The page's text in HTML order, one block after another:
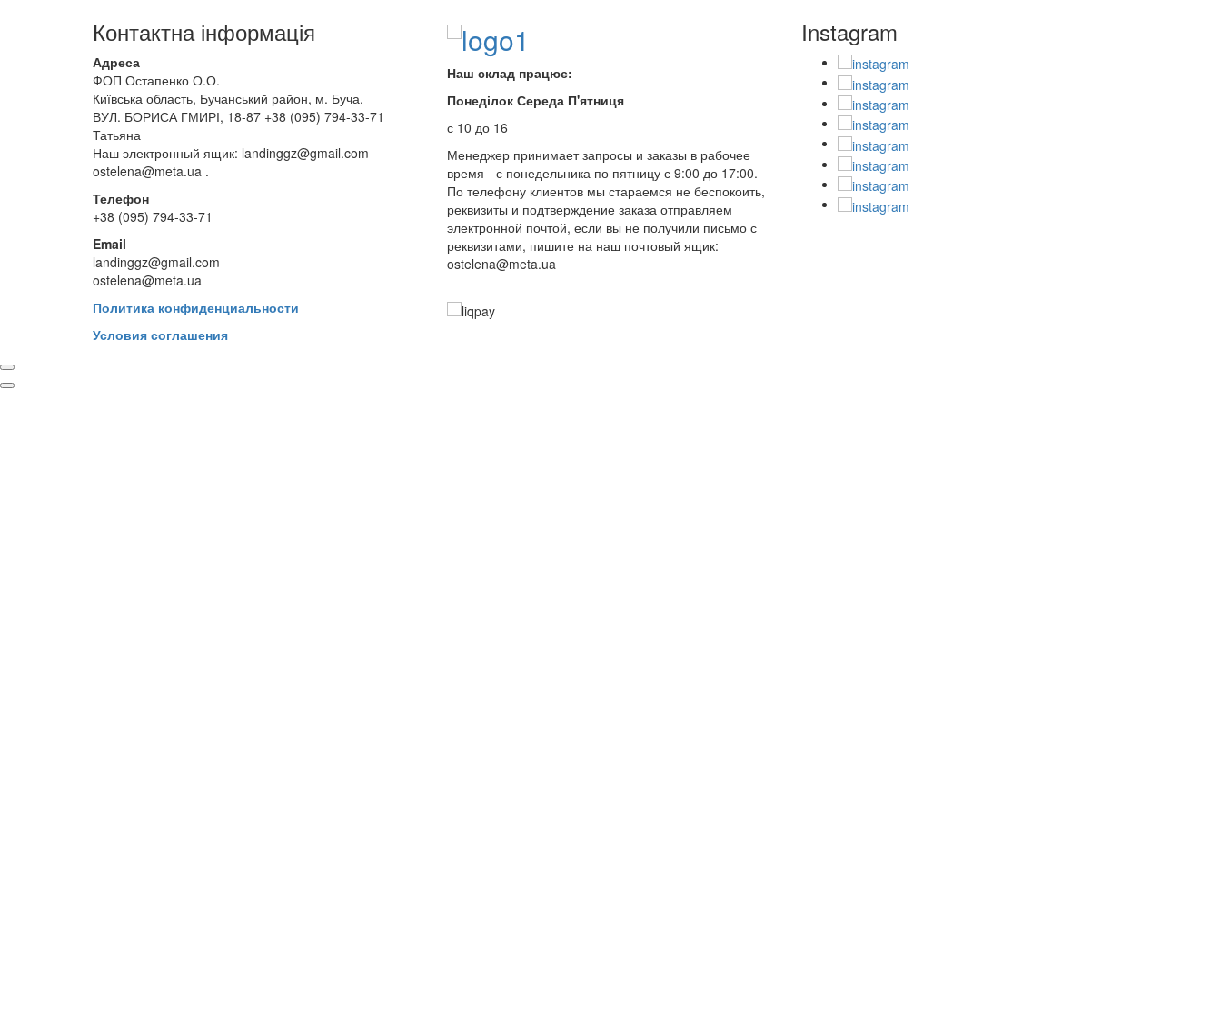
Контактна інформація
Адреса
ФОП Остапенко О.О.
Київська область, Бучанський район, м. Буча,
ВУЛ. БОРИСА ГМИРІ, 18-87 +38 (095) 794-33-71
Татьяна
Наш электронный ящик: landinggz@gmail.com
ostelena@meta.ua .
Телефон
+38 (095) 794-33-71
Email
landinggz@gmail.com
ostelena@meta.ua
Политика конфиденциальности
Условия соглашения
Наш склад працює:
Понеділок Середа П'ятниця
с 10 до 16
Менеджер принимает запросы и заказы в рабочее
время - с понедельника по пятницу с 9:00 до 17:00.
По телефону клиентов мы стараемся не беспокоить,
реквизиты и подтверждение заказа отправляем
электронной почтой, если вы не получили письмо с
реквизитами, пишите на наш почтовый ящик:
ostelena@meta.ua
Instagram